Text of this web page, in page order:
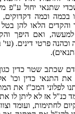
שתנאי יחול
בכמה וכמה דקדוקים,
והקדים הלאו להן
ואם היפך
וכהנה פרטי דינים.
שכתב שטר כדין
את התנאי כדין וכו'
לפלוני המכ"ז את
כנ"ל אז לא ליתן לו
לחתימות, ועומד